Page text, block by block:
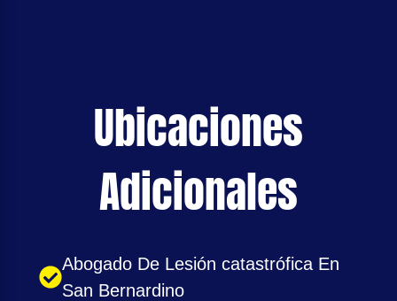
Ubicaciones
Adicionales
Abogado De Lesión catastrófica En
San Bernardino